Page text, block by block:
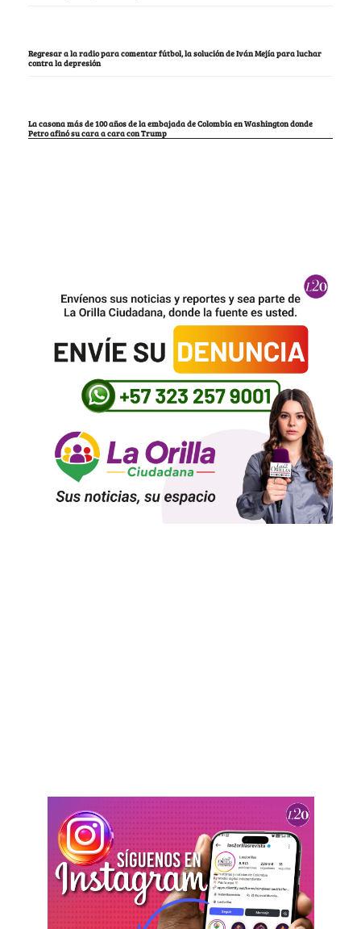
Regresar a la radio para comentar fútbol, la solución de Iván Mejía para luchar
contra la depresión
La casona más de 100 años de la embajada de Colombia en Washington donde
Petro afinó su cara a cara con Trump